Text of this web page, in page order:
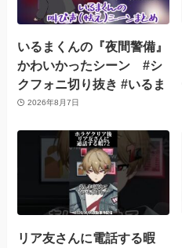
いるまくんの『夜間警備』
かわいかったシーン #シ
クフォニ切り抜き #いるま
2026年8月7日
リア友さんに電話する暇